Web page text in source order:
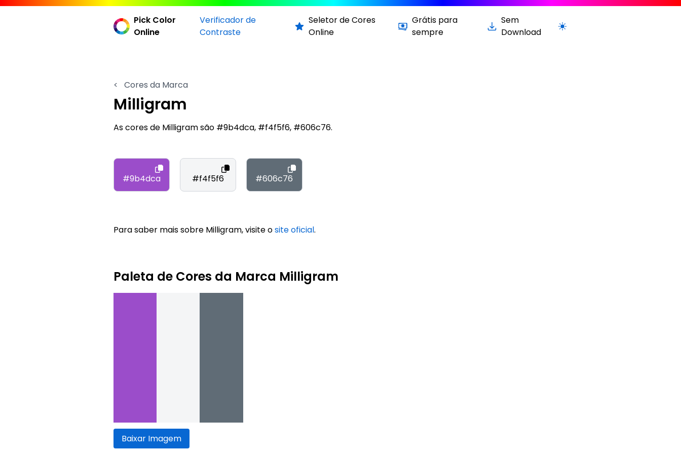
Pick Color
Online
Verificador de
Contraste
Seletor de Cores
Online
Grátis para
sempre
Sem
Download
Alternar para versão clara / escura
< Cores da Marca
Milligram
As cores de Milligram são #9b4dca, #f4f5f6, #606c76.
#9b4dca #f4f5f6 #606c76
Para saber mais sobre Milligram, visite osite oficial.
Paleta de Cores da Marca Milligram
Baixar Imagem